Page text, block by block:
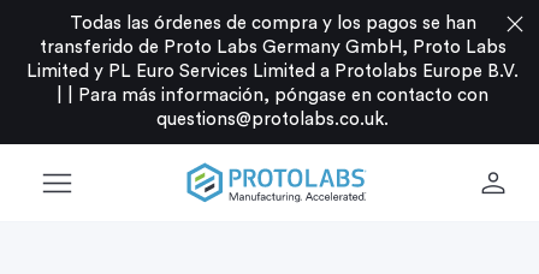
Todas las órdenes de compra y los pagos se han
transferido de Proto Labs Germany GmbH, Proto Labs
Limited y PL Euro Services Limited a Protolabs Europe B.V.
Para más información, póngase en contacto con
questions@protolabs.co.uk.
close
menu person